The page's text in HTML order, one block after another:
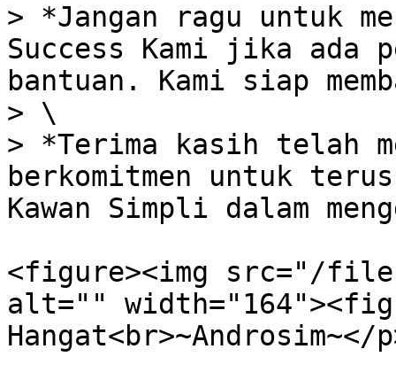
> *Jangan ragu untuk
Success Kami jika ada
bantuan. Kami siap
> \
> *Terima kasih telah
berkomitmen untuk
Kawan Simpli dalam
<figure><img src="/files/
alt=""